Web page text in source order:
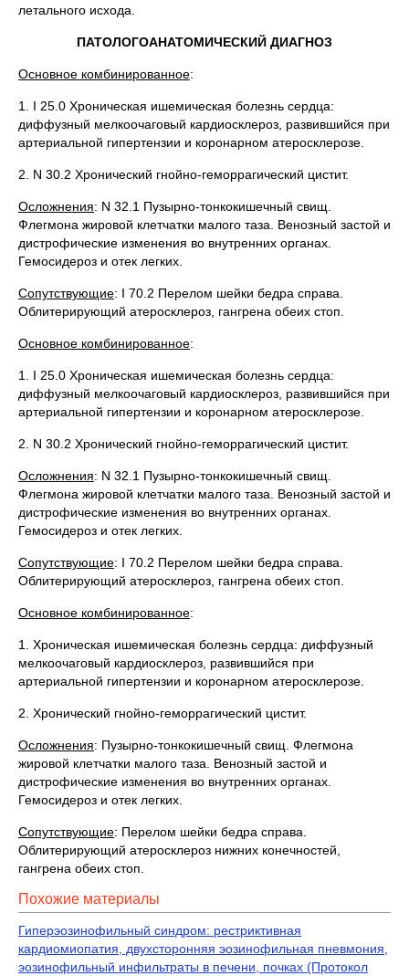
летального исхода.
ПАТОЛОГОАНАТОМИЧЕСКИЙ ДИАГНОЗ
Основное комбинированное:
1. I 25.0 Хроническая ишемическая болезнь сердца:
диффузный мелкоочаговый кардиосклероз, развившийся при
артериальной гипертензии и коронарном атеросклерозе.
2. N 30.2 Хронический гнойно-геморрагический цистит.
Осложнения: N 32.1 Пузырно-тонкокишечный свищ.
Флегмона жировой клетчатки малого таза. Венозный застой и
дистрофические изменения во внутренних органах.
Гемосидероз и отек легких.
Сопутствующие: I 70.2 Перелом шейки бедра справа.
Облитерирующий атеросклероз, гангрена обеих стоп.
Основное комбинированное:
1. I 25.0 Хроническая ишемическая болезнь сердца:
диффузный мелкоочаговый кардиосклероз, развившийся при
артериальной гипертензии и коронарном атеросклерозе.
2. N 30.2 Хронический гнойно-геморрагический цистит.
Осложнения: N 32.1 Пузырно-тонкокишечный свищ.
Флегмона жировой клетчатки малого таза. Венозный застой и
дистрофические изменения во внутренних органах.
Гемосидероз и отек легких.
Сопутствующие: I 70.2 Перелом шейки бедра справа.
Облитерирующий атеросклероз, гангрена обеих стоп.
Основное комбинированное:
1. Хроническая ишемическая болезнь сердца: диффузный
мелкоочаговый кардиосклероз, развившийся при
артериальной гипертензии и коронарном атеросклерозе.
2. Хронический гнойно-геморрагический цистит.
Осложнения: Пузырно-тонкокишечный свищ. Флегмона
жировой клетчатки малого таза. Венозный застой и
дистрофические изменения во внутренних органах.
Гемосидероз и отек легких.
Сопутствующие: Перелом шейки бедра справа.
Облитерирующий атеросклероз нижних конечностей,
гангрена обеих стоп.
Похожие материалы
Гиперэозинофильный синдром: рестриктивная
кардиомиопатия, двухсторонняя эозинофильная пневмония,
эозинофильный инфильтраты в печени, почках (Протокол